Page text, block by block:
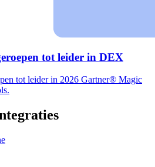
tot leider in DEX
tot leider in 2026 Gartner® Magic